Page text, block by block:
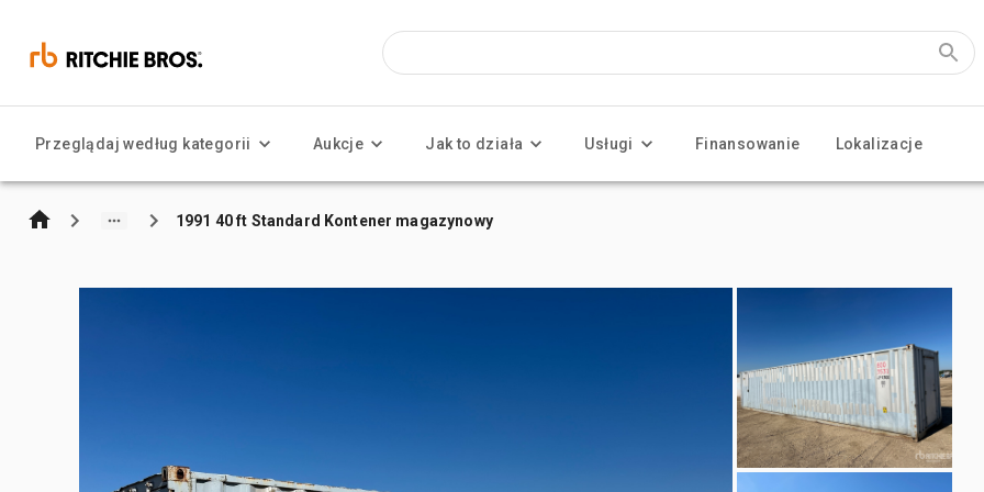
Przeglądaj według kategorii Aukcje Jak to działa Usługi Finansowanie Lokalizacje
1991 40 ft Standard Kontener magazynowy